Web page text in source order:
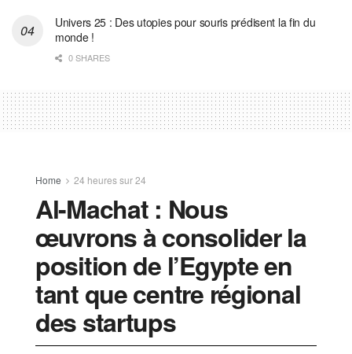
Univers 25 : Des utopies pour souris prédisent la fin du
monde !
0 SHARES
Home 24 heures sur 24
Al-Machat : Nous
œuvrons à consolider la
position de l’Egypte en
tant que centre régional
des startups